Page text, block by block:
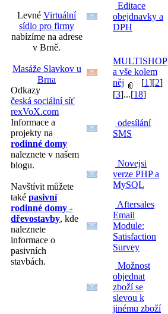
Levné Virtuální
sídlo pro firmy
nabízíme na adrese
v Brně.
Masáže Slavkov u
Brna
Odkazy
česká sociální síť
rexVoX.com
Informace a
projekty na
rodinné domy
naleznete v našem
blogu.
Navštívit můžete
také pasivní
rodinné domy -
dřevostavby, kde
naleznete
informace o
pasivních
stavbách.
Editace
obejdnavky a
DPH
MULTISHOP
a vše kolem
něj
[1][2]
[3]...[18]
odesílání
SMS
Novejsi
verze PHP a
MySQL
Aftersales
Email
Module:
Satisfaction
Survey
Možnost
objednat
zboží se
slevou k
jinému zboží